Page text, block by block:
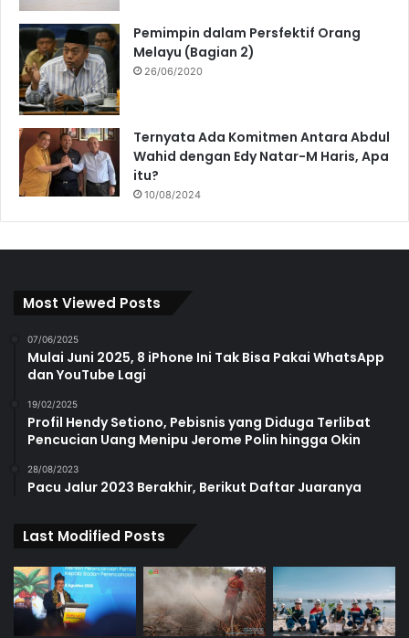
Pemimpin dalam Persfektif Orang
Melayu (Bagian 2)
26/06/2020
Ternyata Ada Komitmen Antara Abdul
Wahid dengan Edy Natar-M Haris, Apa
itu?
10/08/2024
Most Viewed Posts
07/06/2025
Mulai Juni 2025, 8 iPhone Ini Tak Bisa Pakai WhatsApp
dan YouTube Lagi
19/02/2025
Profil Hendy Setiono, Pebisnis yang Diduga Terlibat
Pencucian Uang Menipu Jerome Polin hingga Okin
28/08/2023
Pacu Jalur 2023 Berakhir, Berikut Daftar Juaranya
Last Modified Posts